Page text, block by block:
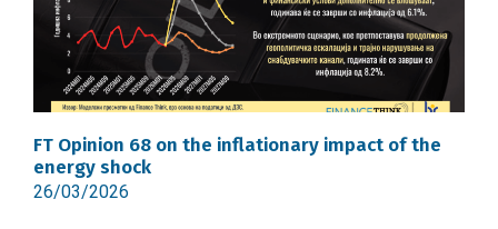
FT Opinion 68 on the inflationary impact of the
energy shock
26/03/2026